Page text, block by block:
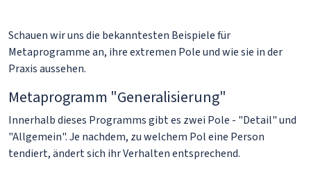
Schauen wir uns die bekanntesten Beispiele für
Metaprogramme an, ihre extremen Pole und wie sie in der
Praxis aussehen.
Metaprogramm "Generalisierung"
Innerhalb dieses Programms gibt es zwei Pole - "Detail" und
"Allgemein". Je nachdem, zu welchem Pol eine Person
tendiert, ändert sich ihr Verhalten entsprechend.